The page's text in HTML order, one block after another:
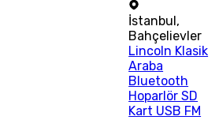
İstanbul ,
Bahçelievler
Lincoln Klasik
Araba
Bluetooth
Hoparlör SD
Kart USB FM